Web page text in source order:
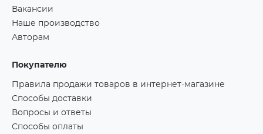
Вакансии
Наше производство
Авторам
Покупателю
Правила продажи товаров в интернет-магазине
Способы доставки
Вопросы и ответы
Способы оплаты